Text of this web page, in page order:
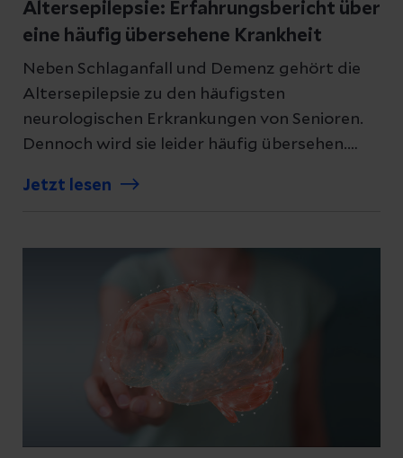
Altersepilepsie: Erfahrungsbericht über
eine häufig übersehene Krankheit
Neben Schlaganfall und Demenz gehört die
Altersepilepsie zu den häufigsten
neurologischen Erkrankungen von Senioren.
Dennoch wird sie leider häufig übersehen.
Krankheitsbild. Doch wenn sie erkannt wird,
Jetzt lesen